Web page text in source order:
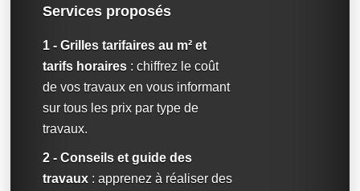
Services proposés
1 - Grilles tarifaires au m² et
tarifs horaires : chiffrez le coût
de vos travaux en vous informant
sur tous les prix par type de
travaux.
2 - Conseils et guide des
travaux : apprenez à réaliser des